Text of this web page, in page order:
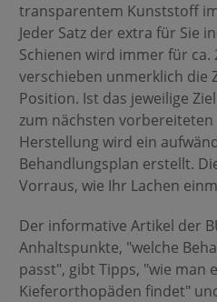
transparentem Kunststoff
Jeder Satz der extra für Sie
Schienen wird immer für ca.
verschieben unmerklich die
Position. Ist das jeweilige
zum nächsten vorbereiteten
Herstellung wird ein
Behandlungsplan erstellt.
Vorraus, wie Ihr Lachen
Der informative Artikel der
Anhaltspunkte, "welche
passt", gibt Tipps, "wie man
Kieferorthopäden findet"